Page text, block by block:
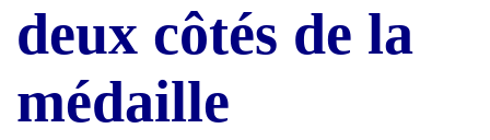
deux côtés de la
médaille